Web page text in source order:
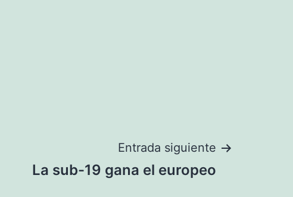
Entrada siguiente
La sub-19 gana el europeo